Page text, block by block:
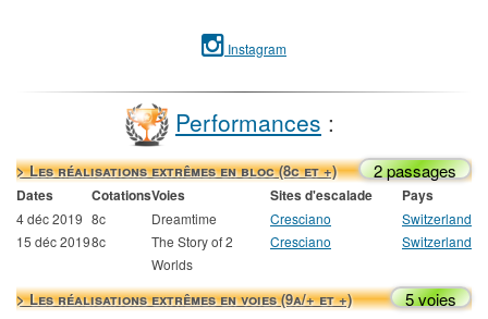
Instagram
Performances :
> Les réalisations extrêmes en bloc (8c et +) 2 passages
Dates CotationsVoies Sites d'escalade Pays
4 déc 2019 8c Dreamtime Cresciano
Switzerland
15 déc 20198c
The Story of 2
Worlds
Cresciano Switzerland
> Les réalisations extrêmes en voies (9a/+ et +) 5 voies